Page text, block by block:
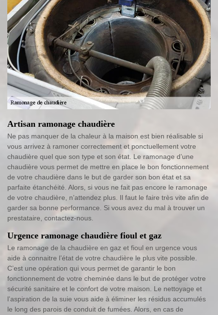
Artisan ramonage chaudière
Ne pas manquer de la chaleur à la maison est bien réalisable si
vous arrivez à ramoner correctement et ponctuellement votre
chaudière quel que son type et son état. Le ramonage d’une
chaudière vous permet de mettre en place le bon fonctionnement
de votre chaudière dans le but de garder son bon état et sa
parfaite étanchéité. Alors, si vous ne fait pas encore le ramonage
de votre chaudière, n’attendez plus. Il faut le faire très vite afin de
garder sa bonne performance. Si vous avez du mal à trouver un
prestataire, contactez-nous.
Urgence ramonage chaudière fioul et gaz
Le ramonage de la chaudière en gaz et fioul en urgence vous
aide à connaitre l’état de votre chaudière le plus vite possible.
C’est une opération qui vous permet de garantir le bon
fonctionnement de votre cheminée dans le but de protéger votre
sécurité sanitaire et le confort de votre maison. Le nettoyage et
l’aspiration de la suie vous aide à éliminer les résidus accumulés
le long des parois de conduit de fumées. Alors, en cas de